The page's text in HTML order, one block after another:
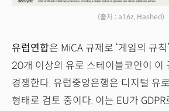
(출처 : a16z, Hashed)
유럽연합은 MiCA 규제로 ‘게임의 규
20개 이상의 유로 스테이블코인이 이
경쟁한다. 유럽중앙은행은 디지털 유
형태로 검토 중이다. 이는 EU가 GDPR